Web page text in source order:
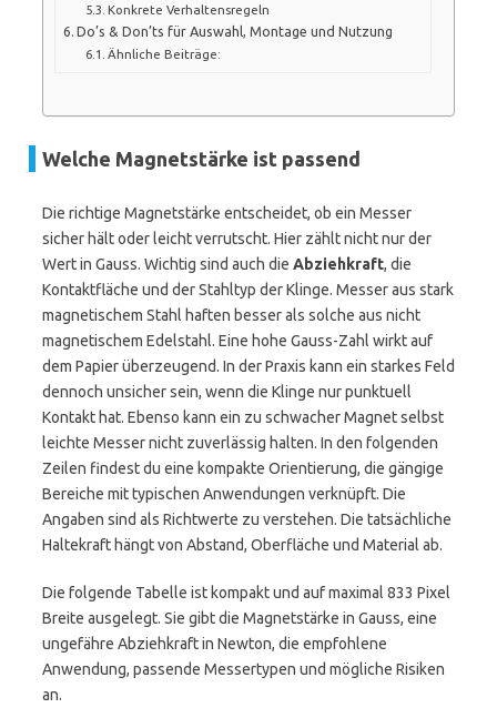
Konkrete Verhaltensregeln
Do’s & Don’ts für Auswahl, Montage und Nutzung
Ähnliche Beiträge:
Welche Magnetstärke ist passend
Die richtige Magnetstärke entscheidet, ob ein Messer
sicher hält oder leicht verrutscht. Hier zählt nicht nur der
Wert in Gauss. Wichtig sind auch die Abziehkraft, die
Kontaktfläche und der Stahltyp der Klinge. Messer aus stark
magnetischem Stahl haften besser als solche aus nicht
magnetischem Edelstahl. Eine hohe Gauss-Zahl wirkt auf
dem Papier überzeugend. In der Praxis kann ein starkes Feld
dennoch unsicher sein, wenn die Klinge nur punktuell
Kontakt hat. Ebenso kann ein zu schwacher Magnet selbst
leichte Messer nicht zuverlässig halten. In den folgenden
Zeilen findest du eine kompakte Orientierung, die gängige
Bereiche mit typischen Anwendungen verknüpft. Die
Angaben sind als Richtwerte zu verstehen. Die tatsächliche
Haltekraft hängt von Abstand, Oberfläche und Material ab.
Die folgende Tabelle ist kompakt und auf maximal 833 Pixel
Breite ausgelegt. Sie gibt die Magnetstärke in Gauss, eine
ungefähre Abziehkraft in Newton, die empfohlene
Anwendung, passende Messertypen und mögliche Risiken
an.